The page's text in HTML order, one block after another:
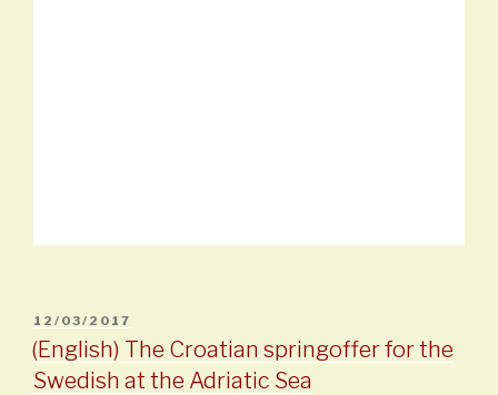
OBJAVLJENO
12/03/2017
(English) The Croatian springoffer for the
Swedish at the Adriatic Sea